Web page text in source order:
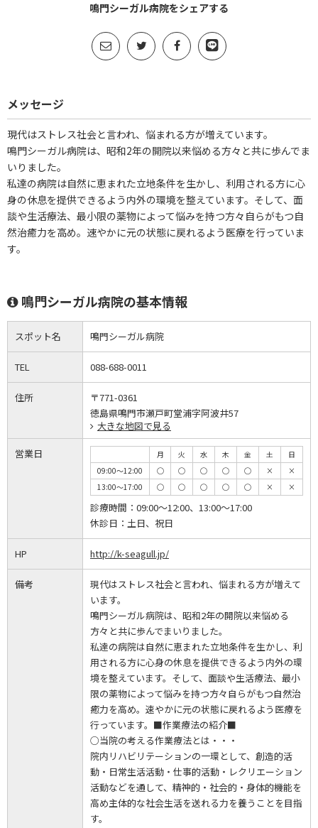
鳴門シーガル病院をシェアする
メッセージ
現代はストレス社会と言われ、悩まれる方が増えています。
鳴門シーガル病院は、昭和2年の開院以来悩める方々と共に歩んでま
いりました。
私達の病院は自然に恵まれた立地条件を生かし、利用される方に心
身の休息を提供できるよう内外の環境を整えています。そして、面
談や生活療法、最小限の薬物によって悩みを持つ方々自らがもつ自
然治癒力を高め。速やかに元の状態に戻れるよう医療を行っていま
す。
鳴門シーガル病院の基本情報
スポット名 鳴門シーガル病院
TEL 088-688-0011
住所
〒771-0361
徳島県鳴門市瀬戸町堂浦字阿波井57
大きな地図で見る
営業日 月 火 水 木 金 土
日
09:00～12:00
◯ ◯ ◯ ◯ ◯ ×
×
13:00～17:00
◯ ◯ ◯ ◯ ◯ × ×
診療時間： 09:00～12:00、13:00～17:00
休診日： 土日、祝日
HP http://k-seagull.jp/
備考
現代はストレス社会と言われ、悩まれる方が増えて
います。
鳴門シーガル病院は、昭和2年の開院以来悩める
方々と共に歩んでまいりました。
私達の病院は自然に恵まれた立地条件を生かし、利
用される方に心身の休息を提供できるよう内外の環
境を整えています。そして、面談や生活療法、最小
限の薬物によって悩みを持つ方々自らがもつ自然治
癒力を高め。速やかに元の状態に戻れるよう医療を
行っています。■作業療法の紹介■
○当院の考える作業療法とは・・・
院内リハビリテーションの一環として、創造的活
動・日常生活活動・仕事的活動・レクリエーション
活動などを通して、精神的・社会的・身体的機能を
高め主体的な社会生活を送れる力を養うことを目指
す。